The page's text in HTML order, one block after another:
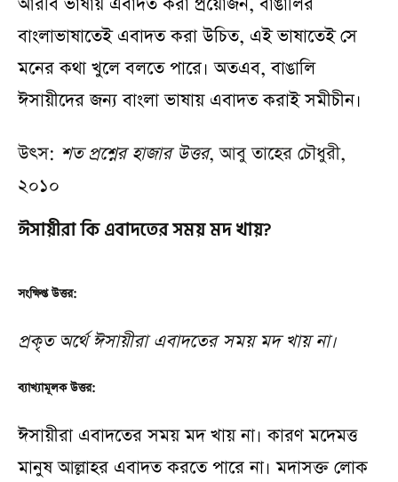
বাংলাভাষাতেই এবাদত করা উচিত, এই ভাষাতেই সে
মনের কথা খুলে বলতে পারে। অতএব, বাঙালি
ঈসায়ীদের জন্য বাংলা ভাষায় এবাদত করাই সমীচীন।
উৎস: শত প্রশ্নের হাজার উত্তর, আবু তাহের চৌধুরী,
২০১০
ঈসায়ীরা কি এবাদতের সময় মদ খায়?
সংক্ষিপ্ত উত্তর:
প্রকৃত অর্থে ঈসায়ীরা এবাদতের সময় মদ খায় না।
ব্যাখ্যামূলক উত্তর:
ঈসায়ীরা এবাদতের সময় মদ খায় না। কারণ মদেমত্ত
মানুষ আল্লাহর এবাদত করতে পারে না। মদাসক্ত লোক